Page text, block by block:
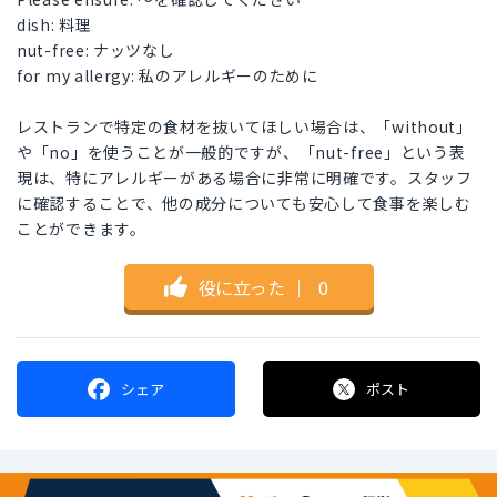
dish: 料理
nut-free: ナッツなし
for my allergy: 私のアレルギーのために
レストランで特定の食材を抜いてほしい場合は、「without」
や「no」を使うことが一般的ですが、「nut-free」という表
現は、特にアレルギーがある場合に非常に明確です。スタッフ
に確認することで、他の成分についても安心して食事を楽しむ
ことができます。
役に立った ｜ 0
シェア ポスト